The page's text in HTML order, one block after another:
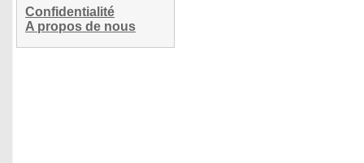
Confidentialité
A propos de nous